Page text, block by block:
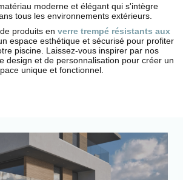
moderne et élégant qui s'intègre
tous les environnements extérieurs.
produits en verre trempé résistants aux
espace esthétique et sécurisé pour profiter
piscine. Laissez-vous inspirer par nos
design et de personnalisation pour créer un
unique et fonctionnel.